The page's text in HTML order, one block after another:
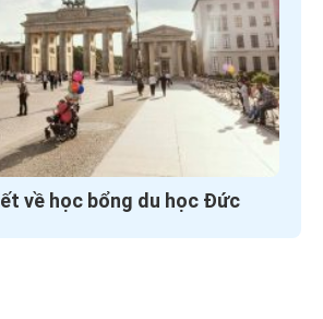
về học bổng du học Đức